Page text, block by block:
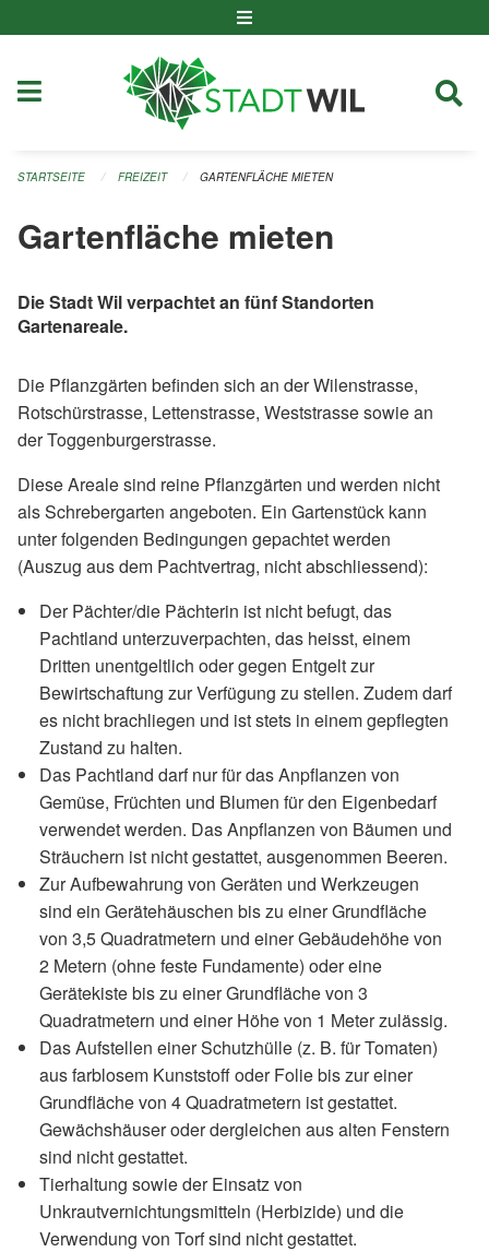
STARTSEITE FREIZEIT GARTENFLÄCHE MIETEN
Gartenfläche mieten
​Die Stadt Wil verpachtet an fünf Standorten
Gartenareale.
Die Pflanzgärten befinden sich an der Wilenstrasse,
Rotschürstrasse, Lettenstrasse, Weststrasse sowie an
der Toggenburgerstrasse.
Diese Areale sind reine Pflanzgärten und werden nicht
als Schrebergarten angeboten. Ein Gartenstück kann
unter folgenden Bedingungen gepachtet werden
(Auszug aus dem Pachtvertrag, nicht abschliessend):
Der Pächter/die Pächterin ist nicht befugt, das
Pachtland unterzuverpachten, das heisst, einem
Dritten unentgeltlich oder gegen Entgelt zur
Bewirtschaftung zur Verfügung zu stellen. Zudem darf
es nicht brachliegen und ist stets in einem gepflegten
Zustand zu halten.
Das Pachtland darf nur für das Anpflanzen von
Gemüse, Früchten und Blumen für den Eigenbedarf
verwendet werden. Das Anpflanzen von Bäumen und
Sträuchern ist nicht gestattet, ausgenommen Beeren.
Zur Aufbewahrung von Geräten und Werkzeugen
sind ein Gerätehäuschen bis zu einer Grundfläche
von 3,5 Quadratmetern und einer Gebäudehöhe von
2 Metern (ohne feste Fundamente) oder eine
Gerätekiste bis zu einer Grundfläche von 3
Quadratmetern und einer Höhe von 1 Meter zulässig.
Das Aufstellen einer Schutzhülle (z. B. für Tomaten)
aus farblosem Kunststoff oder Folie bis zur einer
Grundfläche von 4 Quadratmetern ist gestattet.
Gewächshäuser oder dergleichen aus alten Fenstern
sind nicht gestattet.
Tierhaltung sowie der Einsatz von
Unkrautvernichtungsmitteln (Herbizide) und die
Verwendung von Torf sind nicht gestattet.